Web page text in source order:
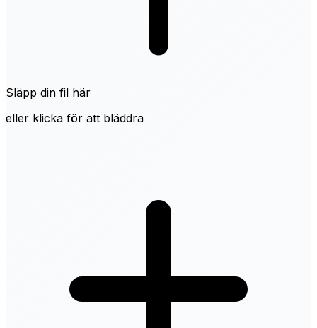
Släpp din fil här
eller klicka för att bläddra